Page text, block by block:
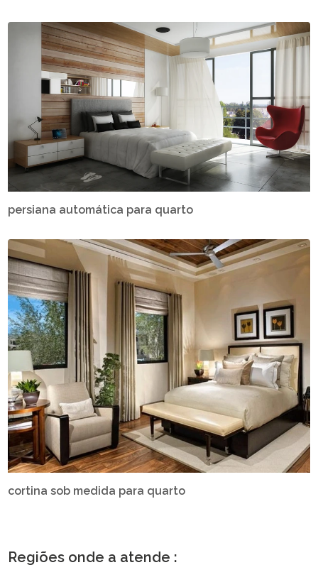
persiana automática para quarto
cortina sob medida para quarto
Regiões onde a atende :